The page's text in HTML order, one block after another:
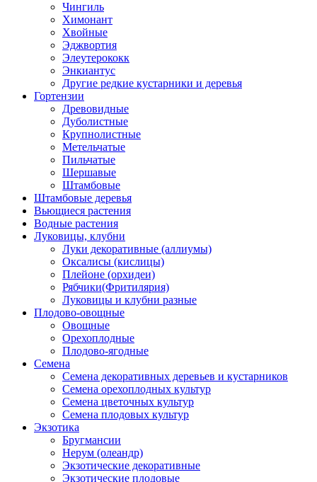
Чингиль
Химонант
Хвойные
Эджвортия
Элеутерококк
Энкиантус
Другие редкие кустарники и деревья
Гортензии
Древовидные
Дуболистные
Крупнолистные
Метельчатые
Пильчатые
Шершавые
Штамбовые
Штамбовые деревья
Вьющиеся растения
Водные растения
Луковицы, клубни
Луки декоративные (аллиумы)
Оксалисы (кислицы)
Плейоне (орхидеи)
Рябчики(Фритилярия)
Луковицы и клубни разные
Плодово-овощные
Овощные
Орехоплодные
Плодово-ягодные
Семена
Семена декоративных деревьев и кустарников
Семена орехоплодных культур
Семена цветочных культур
Семена плодовых культур
Экзотика
Бругмансии
Нерум (олеандр)
Экзотические декоративные
Экзотические плодовые